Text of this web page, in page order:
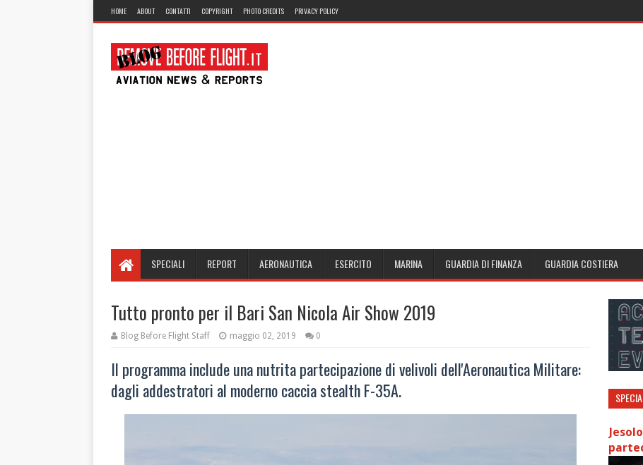
HOME ABOUT CONTATTI COPYRIGHT PHOTO CREDITS PRIVACY POLICY
SPECIALI REPORT AERONAUTICA ESERCITO MARINA GUARDIA DI FINANZA GUARDIA COSTIERA
Tutto pronto per il Bari San Nicola Air Show 2019
Blog Before Flight Staff maggio 02, 2019 0
Il programma include una nutrita partecipazione di velivoli dell'Aeronautica Militare:
dagli addestratori al moderno caccia stealth F-35A.